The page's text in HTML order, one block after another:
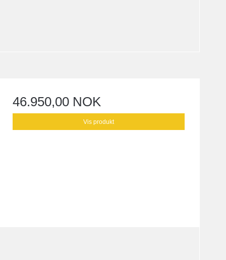
46.950,00 NOK
Vis produkt